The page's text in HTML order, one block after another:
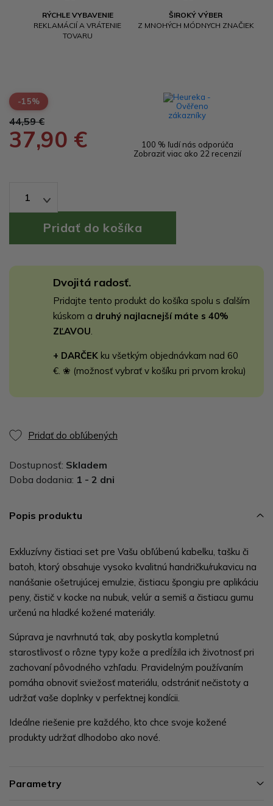
RÝCHLE VYBAVENIE
REKLAMÁCIÍ A VRÁTENIE
TOVARU
ŠIROKÝ VÝBER
Z MNOHÝCH MÓDNYCH ZNAČIEK
-15%
44,59 €
37,90 €
100 % ľudí nás odporúča
Zobraziť viac ako 22 recenzií
1
Dvojitá radosť.
Pridajte tento produkt do košíka spolu s ďalším
kúskom a druhý najlacnejší máte s 40%
ZĽAVOU
+ DARČEK ku všetkým objednávkam nad 60
€. ❀ (možnosť vybrať v košíku pri prvom kroku)
Pridať do obľúbených
Dostupnosť: Skladem
Doba dodania: 1 - 2 dni
Popis produktu
Exkluzívny čistiaci set pre Vašu obľúbenú kabelku, tašku či
batoh, ktorý obsahuje vysoko kvalitnú handričku/rukavicu na
nanášanie ošetrujúcej emulzie, čistiacu špongiu pre aplikáciu
peny, čistič v kocke na nubuk, velúr a semiš a čistiacu gumu
určenú na hladké kožené materiály.
Súprava je navrhnutá tak, aby poskytla kompletnú
starostlivosť o rôzne typy kože a predĺžila ich životnosť pri
zachovaní pôvodného vzhľadu. Pravidelným používaním
pomáha obnoviť sviežosť materiálu, odstrániť nečistoty a
udržať vaše doplnky v perfektnej kondícii.
Ideálne riešenie pre každého, kto chce svoje kožené
produkty udržať dlhodobo ako nové.
Parametry